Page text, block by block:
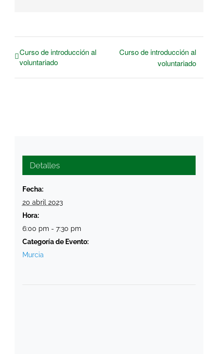
Curso de introducción al
voluntariado
Curso de introducción al
voluntariado
Detalles
Fecha:
20 abril 2023
Hora:
6:00 pm - 7:30 pm
Categoría de Evento:
Murcia